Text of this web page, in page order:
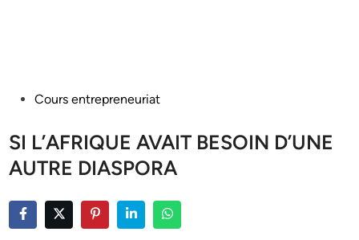
PostedCours entrepreneuriat
SI L’AFRIQUE AVAIT BESOIN D’UNE
AUTRE DIASPORA